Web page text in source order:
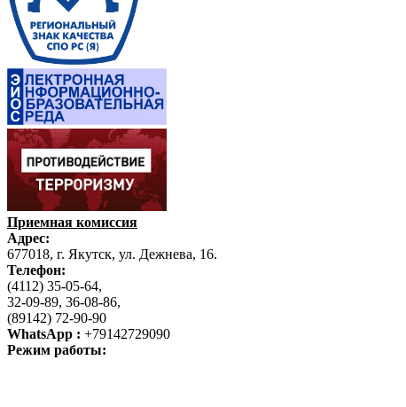
Приемная комиссия
Адрес:
677018, г. Якутск, ул. Дежнева, 16.
Телефон:
(4112) 35-05-64,
32-09-89, 36-08-86,
(89142) 72-90-90
WhatsApp : +79142729090
Режим работы: